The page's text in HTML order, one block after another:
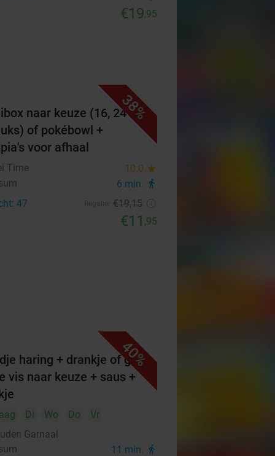
€19,95
38%
naar keuze (16, 24 of
of pokébowl +
voor afhaal
Time 10.0 star
6 min. directions_walk
47 €19,15
€11 ,95
40%
haring + drankje of grote
vis naar keuze + saus +
Di Wo Do
Vr
Garnaal
11 min. directions_walk